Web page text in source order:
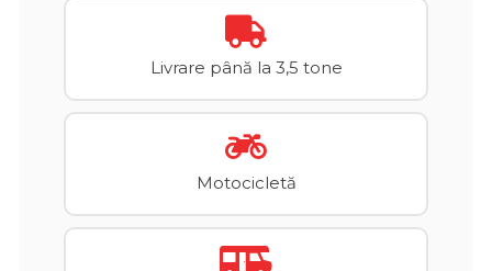
Livrare până la 3,5 tone
Motocicletă